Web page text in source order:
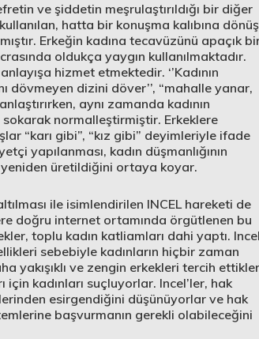
ve şiddetin meşrulaştırıldığı bir diğer
hatta bir konuşma kalıbına
Erkeğin kadına tecavüzünü apaçık
oldukça yaygın kullanılmaktadır.
hizmet etmektedir. ‘’Kadının
dövmeyen dizini döver’’, “mahalle yanar,
aynı zamanda kadının
normalleştirmiştir. Erkeklere
“karı gibi”, “kız gibi” deyimleriyle ifade
yapılanması, kadın düşmanlığının
üretildiğini ortaya koyar.
ile isimlendirilen INCEL hareketi de
doğru internet ortamında örgütlenen bu
toplu kadın katliamları dahi yaptı. Incel
sebebiyle kadınların hiçbir zaman
yakışıklı ve zengin erkekleri tercih
kadınları suçluyorlar. Incel’ler, hak
esirgendiğini düşünüyorlar ve hak
başvurmanın gerekli olabileceğini